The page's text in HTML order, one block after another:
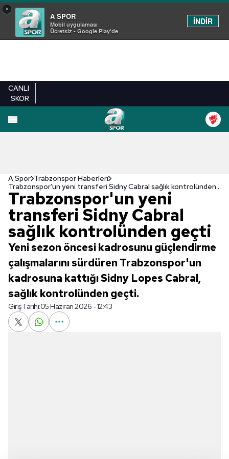
×
A SPOR
Mobil uygulaması
Ücretsiz - Google Play'de
İNDİR
CANLI
SKOR
A Spor Trabzonspor Haberleri
Trabzonspor'un yeni transferi Sidny Cabral sağlık kontrolünden geçti
Trabzonspor'un yeni
transferi Sidny Cabral
sağlık kontrolünden geçti
Yeni sezon öncesi kadrosunu güçlendirme
çalışmalarını sürdüren Trabzonspor'un
kadrosuna kattığı Sidny Lopes Cabral,
sağlık kontrolünden geçti.
Giriş Tarihi:05 Haziran 2026 - 12:43